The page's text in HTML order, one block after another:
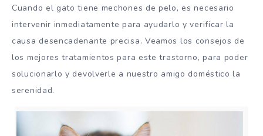
Cuando el gato tiene mechones de pelo, es necesario
intervenir inmediatamente para ayudarlo y verificar la
causa desencadenante precisa. Veamos los consejos de
los mejores tratamientos para este trastorno, para poder
solucionarlo y devolverle a nuestro amigo doméstico la
serenidad.